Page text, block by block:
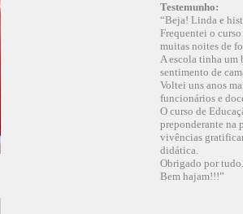
Testemunho:
“Beja! Linda e
Frequentei o
muitas noites de
A escola tinha um
sentimento de
Voltei uns anos
funcionários e
O curso de
preponderante na
vivências
didática.
Obrigado por
Bem hajam!!!”